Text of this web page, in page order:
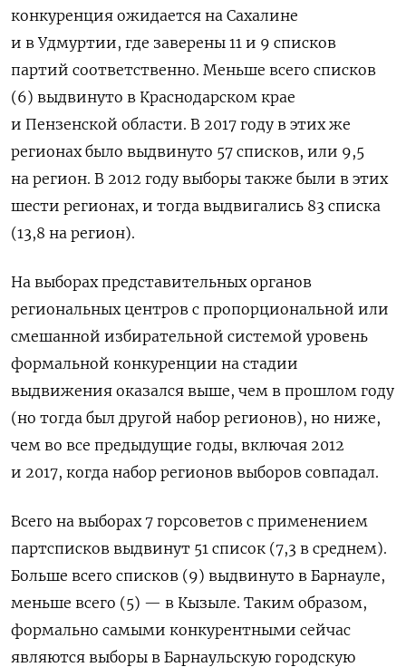
конкуренция ожидается на Сахалине
и в Удмуртии, где заверены 11 и 9 списков
партий соответственно. Меньше всего списков
(6) выдвинуто в Краснодарском крае
и Пензенской области. В 2017 году в этих же
регионах было выдвинуто 57 списков, или 9,5
на регион. В 2012 году выборы также были в этих
шести регионах, и тогда выдвигались 83 списка
(13,8 на регион).
На выборах представительных органов
региональных центров с пропорциональной или
смешанной избирательной системой уровень
формальной конкуренции на стадии
выдвижения оказался выше, чем в прошлом году
(но тогда был другой набор регионов), но ниже,
чем во все предыдущие годы, включая 2012
и 2017, когда набор регионов выборов совпадал.
Всего на выборах 7 горсоветов с применением
партсписков выдвинут 51 список (7,3 в среднем).
Больше всего списков (9) выдвинуто в Барнауле,
меньше всего (5) — в Кызыле. Таким образом,
формально самыми конкурентными сейчас
являются выборы в Барнаульскую городскую